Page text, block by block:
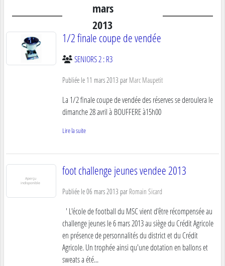
mars
2013
1/2 finale coupe de vendée
SENIORS 2 : R3
Publiée le 11 mars 2013 par Marc Maupetit
La 1/2 finale coupe de vendée des réserves se deroulera le
dimanche 28 avril à BOUFFERE à15h00
Lire la suite
foot challenge jeunes vendee 2013
Publiée le06 mars 2013 par Romain Sicard
' L'école de football du MSC vient d'être récompensée au
challenge jeunes le 6 mars 2013 au siège du Crédit Agricole
en présence de personnalités du district et du Crédit
Agricole. Un trophée ainsi qu'une dotation en ballons et
sweats a été...